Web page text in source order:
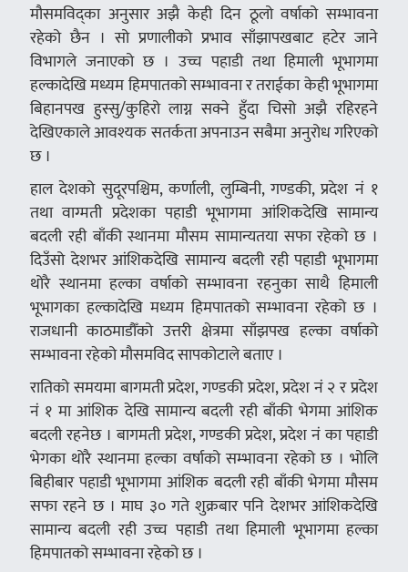
मौसमविद्का अनुसार अझै केही दिन ठूलो वर्षाको सम्भावना
रहेको छैन । सो प्रणालीको प्रभाव साँझापखबाट हटेर जाने
विभागले जनाएको छ । उच्च पहाडी तथा हिमाली भूभागमा
हल्कादेखि मध्यम हिमपातको सम्भावना र तराईका केही भूभागमा
बिहानपख हुस्सु/कुहिरो लाग्न सक्ने हुँदा चिसो अझै रहिरहने
देखिएकाले आवश्यक सतर्कता अपनाउन सबैमा अनुरोध गरिएको
छ ।
हाल देशको सुदूरपश्चिम, कर्णाली, लुम्बिनी, गण्डकी, प्रदेश नं १
तथा वाग्मती प्रदेशका पहाडी भूभागमा आंशिकदेखि सामान्य
बदली रही बाँकी स्थानमा मौसम सामान्यतया सफा रहेको छ ।
दिउँसो देशभर आंशिकदेखि सामान्य बदली रही पहाडी भूभागमा
थोरै स्थानमा हल्का वर्षाको सम्भावना रहनुका साथै हिमाली
भूभागका हल्कादेखि मध्यम हिमपातको सम्भावना रहेको छ ।
राजधानी काठमाडौँको उत्तरी क्षेत्रमा साँझपख हल्का वर्षाको
सम्भावना रहेको मौसमविद सापकोटाले बताए ।
रातिको समयमा बागमती प्रदेश, गण्डकी प्रदेश, प्रदेश नं २ र प्रदेश
नं १ मा आंशिक देखि सामान्य बदली रही बाँकी भेगमा आंशिक
बदली रहनेछ । बागमती प्रदेश, गण्डकी प्रदेश, प्रदेश नं का पहाडी
भेगका थोरै स्थानमा हल्का वर्षाको सम्भावना रहेको छ । भोलि
बिहीबार पहाडी भूभागमा आंशिक बदली रही बाँकी भेगमा मौसम
सफा रहने छ । माघ ३० गते शुक्रबार पनि देशभर आंशिकदेखि
सामान्य बदली रही उच्च पहाडी तथा हिमाली भूभागमा हल्का
हिमपातको सम्भावना रहेको छ ।